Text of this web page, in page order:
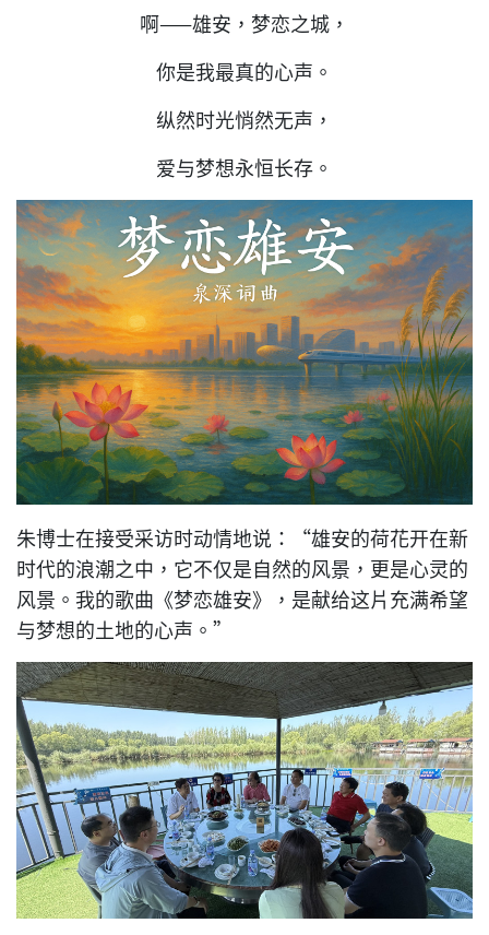
啊——雄安，梦恋之城，
你是我最真的心声。
纵然时光悄然无声，
爱与梦想永恒长存。
朱博士在接受采访时动情地说：“雄安的荷花开在新
时代的浪潮之中，它不仅是自然的风景，更是心灵的
风景。我的歌曲《梦恋雄安》，是献给这片充满希望
与梦想的土地的心声。”